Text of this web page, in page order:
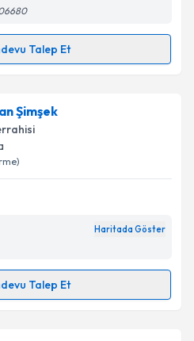
ilişkin
kişisel verilerimin belirtilen
kabul ediyorum.
Talep Et
için randevu takvimi talebi
randevu almanız için bir
e-posta ile bilgilendireceğiz.
ilişkin
kişisel verilerimin belirtilen
kabul ediyorum.
Şimşek
Haritada Göster
Talep Et